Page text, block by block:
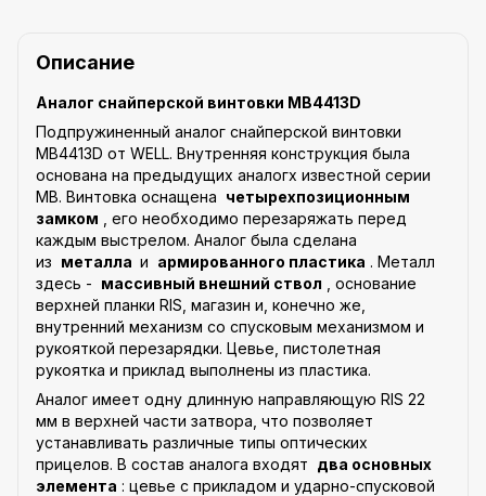
Описание
Аналог снайперской винтовки MB4413D
Подпружиненный аналог снайперской винтовки
MB4413D от WELL. Внутренняя конструкция была
основана на предыдущих аналогх известной серии
MB. Винтовка оснащена четырехпозиционным
замком , его необходимо перезаряжать перед
каждым выстрелом. Аналог была сделана
из металла и армированного пластика . Металл
здесь - массивный внешний ствол , основание
верхней планки RIS, магазин и, конечно же,
внутренний механизм со спусковым механизмом и
рукояткой перезарядки. Цевье, пистолетная
рукоятка и приклад выполнены из пластика.
Аналог имеет одну длинную направляющую RIS 22
мм в верхней части затвора, что позволяет
устанавливать различные типы оптических
прицелов. В состав аналога входят два основных
элемента : цевье с прикладом и ударно-спусковой